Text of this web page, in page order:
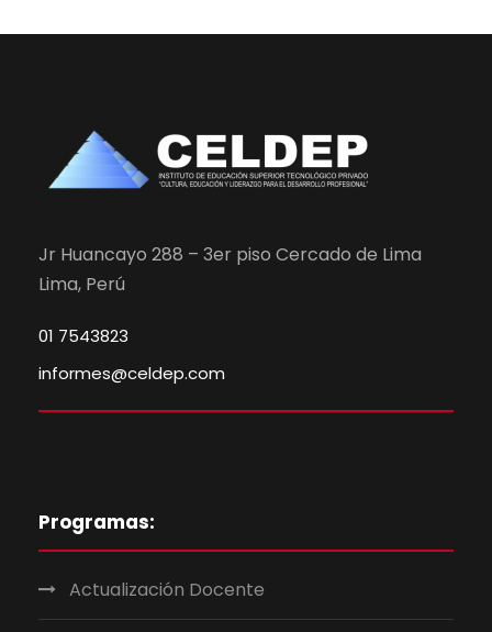
Jr Huancayo 288 – 3er piso Cercado de Lima
Lima, Perú
01 7543823
informes@celdep.com
Programas:
Actualización Docente